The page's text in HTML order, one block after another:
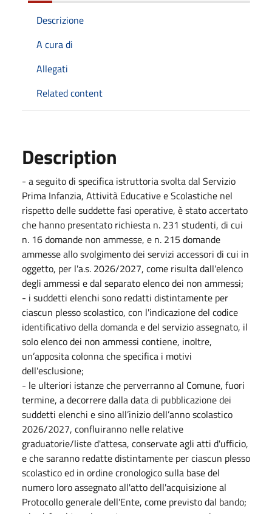
Descrizione
A cura di
Allegati
Related content
Description
- a seguito di specifica istruttoria svolta dal Servizio
Prima Infanzia, Attività Educative e Scolastiche nel
rispetto delle suddette fasi operative, è stato accertato
che hanno presentato richiesta n. 231 studenti, di cui
n. 16 domande non ammesse, e n. 215 domande
ammesse allo svolgimento dei servizi accessori di cui in
oggetto, per l'a.s. 2026/2027, come risulta dall'elenco
degli ammessi e dal separato elenco dei non ammessi;
- i suddetti elenchi sono redatti distintamente per
ciascun plesso scolastico, con l'indicazione del codice
identificativo della domanda e del servizio assegnato, il
solo elenco dei non ammessi contiene, inoltre,
un’apposita colonna che specifica i motivi
dell'esclusione;
- le ulteriori istanze che perverranno al Comune, fuori
termine, a decorrere dalla data di pubblicazione dei
suddetti elenchi e sino all’inizio dell’anno scolastico
2026/2027, confluiranno nelle relative
graduatorie/liste d'attesa, conservate agli atti d'ufficio,
e che saranno redatte distintamente per ciascun plesso
scolastico ed in ordine cronologico sulla base del
numero loro assegnato all'atto dell'acquisizione al
Protocollo generale dell'Ente, come previsto dal bando;